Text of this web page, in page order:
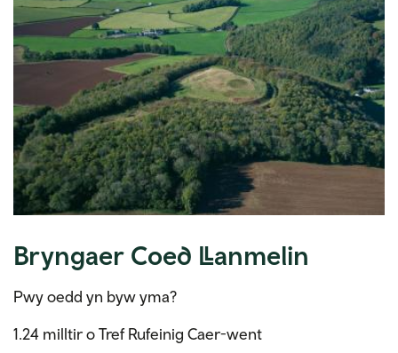
Bryngaer Coed Llanmelin
Pwy oedd yn byw yma?
1.24 milltir o Tref Rufeinig Caer-went